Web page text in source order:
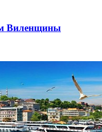
Виленщины